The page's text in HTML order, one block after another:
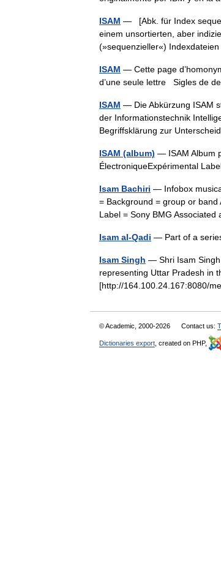
ISAM — [Abk. für Index
einem unsortierten, aber
(»sequenzieller«)
ISAM — Cette page
d’une seule lettre Sigles de
ISAM — Die Abkürzung ISAM
der Informationstechnik
Begriffsklärung zur
ISAM (album) — ISAM Album
ÉlectroniqueExpérimental
Isam Bachiri — Infobox
= Background = group or
Label = Sony BMG
Isam al-Qadi — Part of a
Isam Singh — Shri Isam Singh
representing Uttar Pradesh in
[http://164.100.24.167:8080/
© Academic, 2000-2026 Contact us:
Dictionaries export , created on PHP,